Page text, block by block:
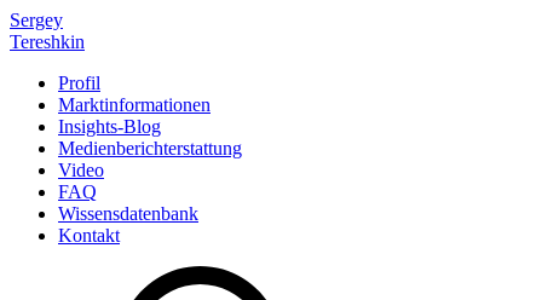
Sergey
Tereshkin
Profil
Marktinformationen
Insights-Blog
Medienberichterstattung
Video
FAQ
Wissensdatenbank
Kontakt